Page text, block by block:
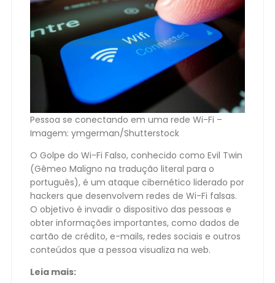
Pessoa se conectando em uma rede Wi-Fi –
Imagem: ymgerman/Shutterstock
O Golpe do Wi-Fi Falso, conhecido como Evil Twin
(Gêmeo Maligno na tradução literal para o
português), é um ataque cibernético liderado por
hackers que desenvolvem redes de Wi-Fi falsas.
O objetivo é invadir o dispositivo das pessoas e
obter informações importantes, como dados de
cartão de crédito, e-mails, redes sociais e outros
conteúdos que a pessoa visualiza na web.
Leia mais: